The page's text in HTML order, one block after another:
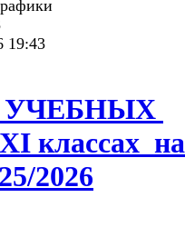
19:43
классах на
2026